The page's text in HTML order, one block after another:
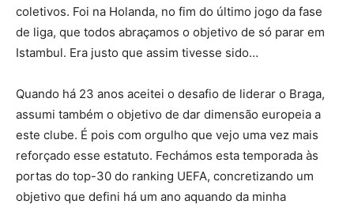
coletivos. Foi na Holanda, no fim do último jogo da fase
de liga, que todos abraçamos o objetivo de só parar em
Istambul. Era justo que assim tivesse sido…
Quando há 23 anos aceitei o desafio de liderar o Braga,
assumi também o objetivo de dar dimensão europeia a
este clube. É pois com orgulho que vejo uma vez mais
reforçado esse estatuto. Fechámos esta temporada às
portas do top-30 do ranking UEFA, concretizando um
objetivo que defini há um ano aquando da minha